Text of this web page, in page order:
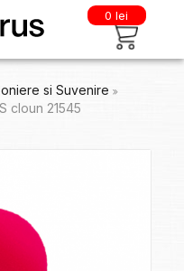
0 lei
si Suvenire
cloun 21545